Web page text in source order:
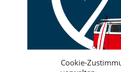
Cookie-